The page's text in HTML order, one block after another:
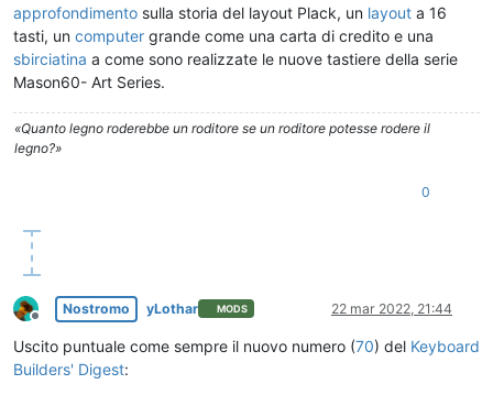
approfondimento sulla storia del layout Plack, un layout a 16
tasti, un computer grande come una carta di credito e una
sbirciatina a come sono realizzate le nuove tastiere della serie
Mason60- Art Series.
«Quanto legno roderebbe un roditore se un roditore potesse rodere il
legno?»
0
Non in linea
Nostromo yLothar MODS 22 mar 2022, 21:44
Uscito puntuale come sempre il nuovo numero (70) del Keyboard
Builders' Digest: